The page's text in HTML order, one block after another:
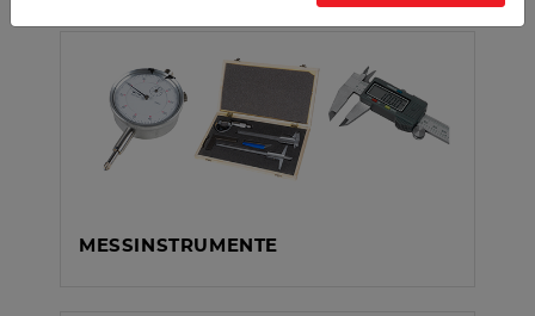
MESSINSTRUMENTE